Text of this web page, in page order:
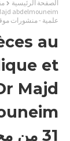
الصفحة الرئيسية
علمية - منشورات
au
et
Majd
31 من